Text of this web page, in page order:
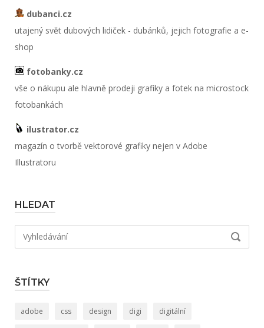
dubanci.cz
utajený svět dubových lidiček - dubánků, jejich fotografie a e-
shop
fotobanky.cz
vše o nákupu ale hlavně prodeji grafiky a fotek na microstock
fotobankách
ilustrator.cz
magazín o tvorbě vektorové grafiky nejen v Adobe
Illustratoru
HLEDAT
Hledat:
ŠTÍTKY
adobe css design digi digitální